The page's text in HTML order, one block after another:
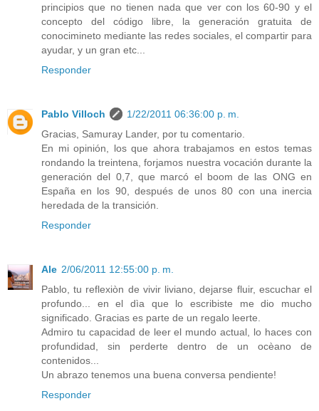
principios que no tienen nada que ver con los 60-90 y el
concepto del código libre, la generación gratuita de
conocimineto mediante las redes sociales, el compartir para
ayudar, y un gran etc...
Responder
Pablo Villoch
1/22/2011 06:36:00 p. m.
Gracias, Samuray Lander, por tu comentario.
En mi opinión, los que ahora trabajamos en estos temas
rondando la treintena, forjamos nuestra vocación durante la
generación del 0,7, que marcó el boom de las ONG en
España en los 90, después de unos 80 con una inercia
heredada de la transición.
Responder
Ale 2/06/2011 12:55:00 p. m.
Pablo, tu reflexiòn de vivir liviano, dejarse fluir, escuchar el
profundo... en el dìa que lo escribiste me dio mucho
significado. Gracias es parte de un regalo leerte.
Admiro tu capacidad de leer el mundo actual, lo haces con
profundidad, sin perderte dentro de un ocèano de
contenidos...
Un abrazo tenemos una buena conversa pendiente!
Responder